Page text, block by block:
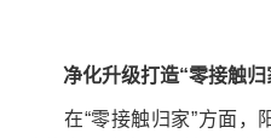
净化升级打造“零接触归
在“零接触归家”方面，